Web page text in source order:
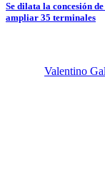
Se dilata la concesión
ampliar 35 terminales
Valentino